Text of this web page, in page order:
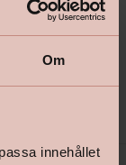
Om
innehållet
+